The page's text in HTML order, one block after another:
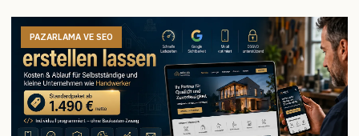
PAZARLAMA VE SEO